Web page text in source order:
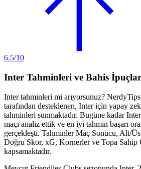
6.5/10
Inter Tahminleri ve Bahis
Inter tahminleri mi arıyorsunuz?
tarafından desteklenen, Inter için yapay
tahminleri sunmaktadır. Bugüne kadar Inter
maçı analiz ettik ve en iyi tahmin başarı
gerçekleşti. TahminlerMaç Sonucu, Alt/
Doğru Skor, xG, Kornerler ve Topa Sahip
kapsamaktadır.